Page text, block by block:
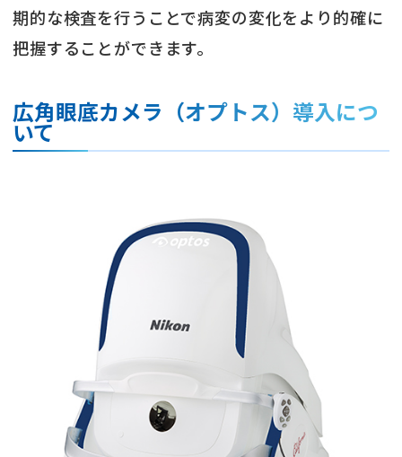
期的な検査を行うことで病変の変化をより的確に
把握することができます。
広角眼底カメラ（オプトス）導入につ
いて